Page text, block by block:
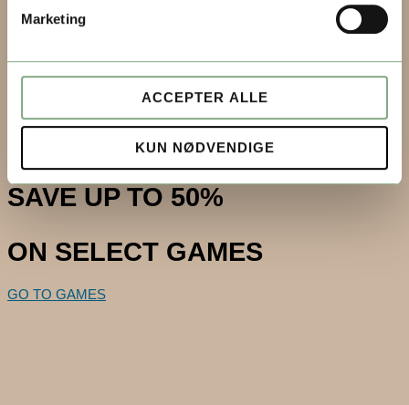
Marketing
ACCEPTER ALLE
KUN NØDVENDIGE
Varekurv 0
There are no products in the cart!
until December 15th.
SAVE UP TO 50%
ON SELECT GAMES
GO TO GAMES